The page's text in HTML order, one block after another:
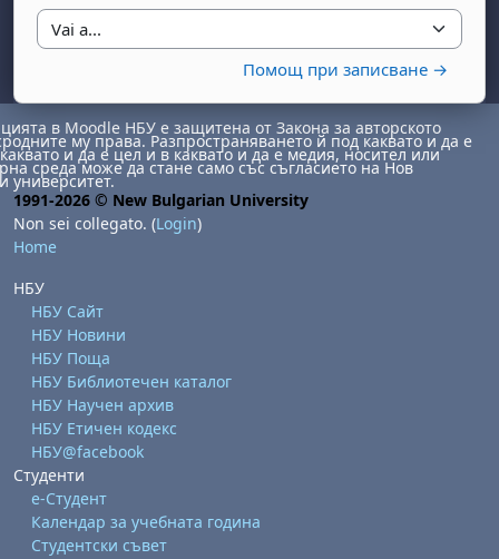
Vai a...
Помощ при записване →
1 agosto
domenica 2 agosto
7 agosto
8 agosto
domenica 9 agosto
14 agosto
15 agosto
domenica 16 agosto
21 agosto
22 agosto
domenica 23 agosto
28 agosto
29 agosto
domenica 30 agosto
в Moodle НБУ е защитена от Закона за авторското
му права. Разпространяването й под каквато и да е
и да е цел и в каквато и да е медия, носител или
среда може да стане само със съгласието на Нов
университет.
1991-2026 © New Bulgarian University
Non sei collegato. (Login)
Home
НБУ
НБУ Сайт
НБУ Новини
НБУ Поща
НБУ Библиотечен каталог
НБУ Научен архив
НБУ Етичен кодекс
НБУ@facebook
Студенти
е-Студент
Календар за учебната година
Студентски съвет